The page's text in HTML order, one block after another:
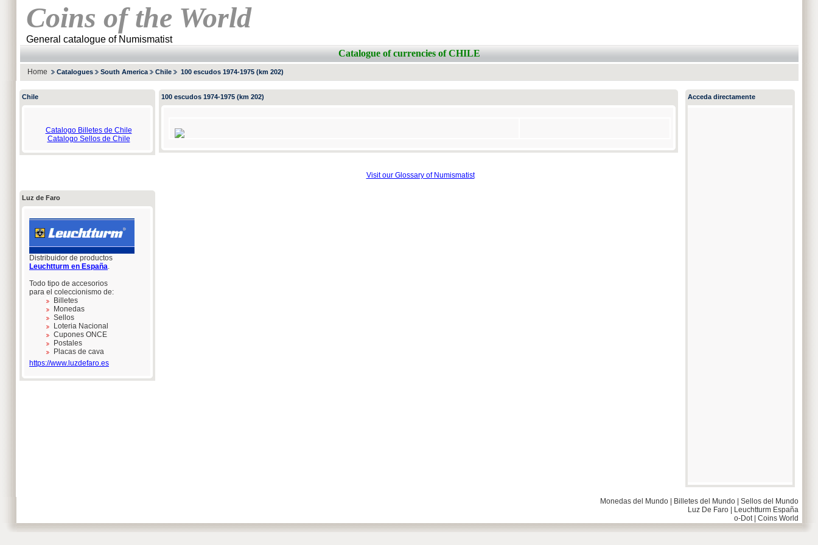
Coins of the World
General catalogue of Numismatist
Catalogue of currencies of CHILE
Home Catalogues South America Chile 100 escudos 1974-1975 (km 202)
Chile
Catalogo Billetes de Chile
Catalogo Sellos de Chile
Luz de Faro
Distribuidor de productos
Leuchtturm en España.
Todo tipo de accesorios
para el coleccionismo de:
Billetes
Monedas
Sellos
Loteria Nacional
Cupones ONCE
Postales
Placas de cava
https://www.luzdefaro.es
100 escudos 1974-1975 (km 202)
Visit our Glossary of Numismatist
Acceda directamente
Monedas del Mundo Billetes del Mundo
Sellos del Mundo
Luz De Faro
Leuchtturm España
o-Dot| Coins World